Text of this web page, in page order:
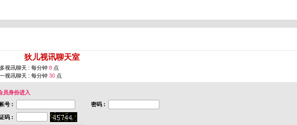
狄儿视讯聊天室
视讯聊天 : 每分钟 8 点
视讯聊天 : 每分钟 30 点
员身份进入
号 :
密码 :
码 :